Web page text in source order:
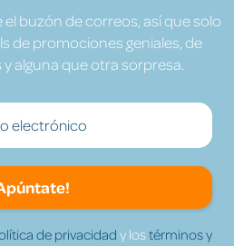
buzón de correos, así que solo
de promociones geniales, de
alguna que otra sorpresa.
de privacidad y lostérminos y